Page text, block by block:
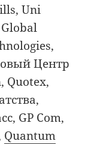
Uni
Центр
Quotex,
GP Com,
Quantum